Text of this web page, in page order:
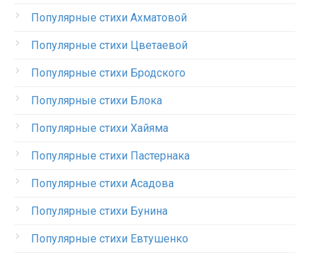
Популярные стихи Ахматовой
Популярные стихи Цветаевой
Популярные стихи Бродского
Популярные стихи Блока
Популярные стихи Хайяма
Популярные стихи Пастернака
Популярные стихи Асадова
Популярные стихи Бунина
Популярные стихи Евтушенко